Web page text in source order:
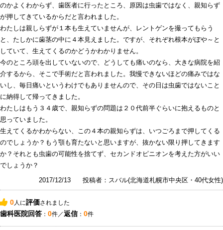
のかよくわからず、歯医者に行ったところ、原因は虫歯ではなく、親知らず
が押してきているからだと言われました。
わたしは親しらずが１本も生えていませんが、レントゲンを撮ってもらう
と、たしかに歯茎の中に４本見えました。ですが、それぞれ根本がぼや～と
していて、生えてくるのかどうかわかりません。
今のところ頭を出していないので、どうしても痛いのなら、大きな病院を紹
介するから、そこで手術だと言われました。我慢できないほどの痛みではな
いし、毎日痛いというわけでもありませんので、その日は虫歯ではないこと
に納得して帰ってきました。
わたしはもう３４歳で、親知らずの問題は２０代前半ぐらいに抱えるものと
思っていました。
生えてくるかわからない、この４本の親知らずは、いつごろまで押してくる
のでしょうか？もう顎も育たないと思いますが、抜かない限り押してきます
か？それとも虫歯の可能性を捨てず、セカンドオピニオンを考えた方がいい
でしょうか？
2017/12/13
投稿者：スバル(北海道札幌市中央区・40代女性)
0 人に評価されました
歯科医院回答 ： 0件／返信： 0件